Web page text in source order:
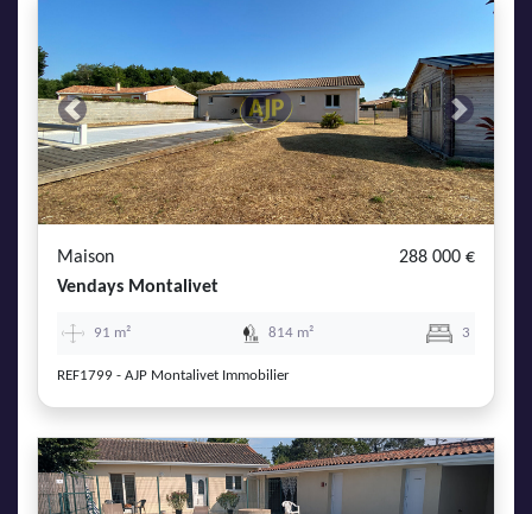
Previous Next
Maison
288 000 €
Vendays Montalivet
91 m² 814 m² 3
REF1799 - AJP Montalivet Immobilier